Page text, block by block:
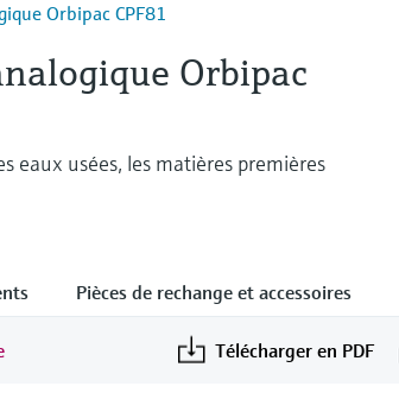
Orbipac CPF81
Orbipac
eaux usées, les matières premières
Pièces de rechange et accessoires
Télécharger en PDF